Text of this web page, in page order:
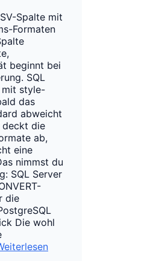
Spalte mit
Formaten
beginnt bei
SQL
mit style-
das
abweicht
deckt die
ab,
eine
nimmst du
SQL Server
die
Die wohl